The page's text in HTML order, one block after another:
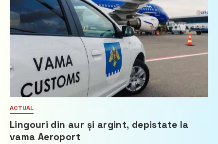
ACTUAL
Lingouri din aur și argint, depistate la
vama Aeroport